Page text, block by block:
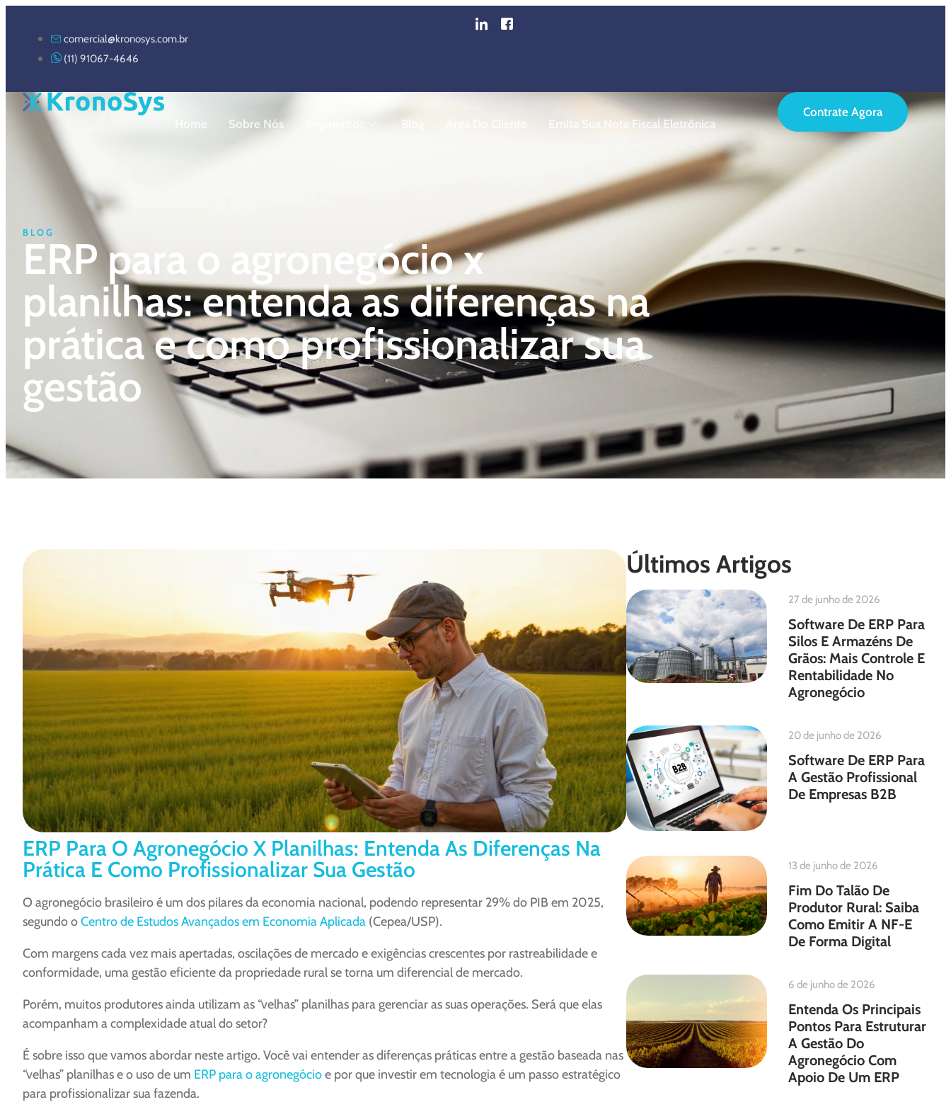
comercial@kronosys.com.br
(11) 91067-4646
Home Sobre Nós Blog Área Do Cliente Emita Sua Nota Fiscal Eletrônica
Contrate Agora
BLOG
ERP para o agronegócio x
planilhas: entenda as diferenças na
prática e como profissionalizar sua
gestão
ERP Para O Agronegócio X Planilhas: Entenda As Diferenças Na
Prática E Como Profissionalizar Sua Gestão
O agronegócio brasileiro é um dos pilares da economia nacional, podendo representar 29% do PIB em 2025,
segundo oCentro de Estudos Avançados em Economia Aplicada (Cepea/USP).
Com margens cada vez mais apertadas, oscilações de mercado e exigências crescentes por rastreabilidade e
conformidade, uma gestão eficiente da propriedade rural se torna um diferencial de mercado.
Porém, muitos produtores ainda utilizam as “velhas” planilhas para gerenciar as suas operações. Será que elas
acompanham a complexidade atual do setor?
É sobre isso que vamos abordar neste artigo. Você vai entender as diferenças práticas entre a gestão baseada nas
“velhas” planilhas e o uso de um ERP para o agronegócioe por que investir em tecnologia é um passo estratégico
para profissionalizar sua fazenda.
Últimos Artigos
27 de junho de 2026
Software De ERP Para
Silos E Armazéns De
Grãos: Mais Controle E
Rentabilidade No
Agronegócio
20 de junho de 2026
Software De ERP Para
A Gestão Profissional
De Empresas B2B
13 de junho de 2026
Fim Do Talão De
Produtor Rural: Saiba
Como Emitir A NF-E
De Forma Digital
6 de junho de 2026
Entenda Os Principais
Pontos Para Estruturar
A Gestão Do
Agronegócio Com
Apoio De Um ERP